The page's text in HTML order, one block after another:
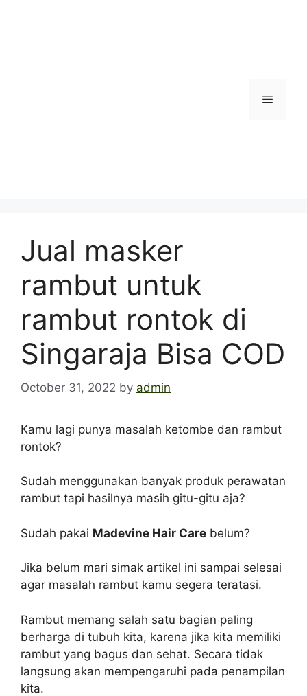
Menu
Jual masker
rambut untuk
rambut rontok di
Singaraja Bisa COD
October 31, 2022 by admin
Kamu lagi punya masalah ketombe dan rambut
rontok?
Sudah menggunakan banyak produk perawatan
rambut tapi hasilnya masih gitu-gitu aja?
Sudah pakai Madevine Hair Care belum?
Jika belum mari simak artikel ini sampai selesai
agar masalah rambut kamu segera teratasi.
Rambut memang salah satu bagian paling
berharga di tubuh kita, karena jika kita memiliki
rambut yang bagus dan sehat. Secara tidak
langsung akan mempengaruhi pada penampilan
kita.